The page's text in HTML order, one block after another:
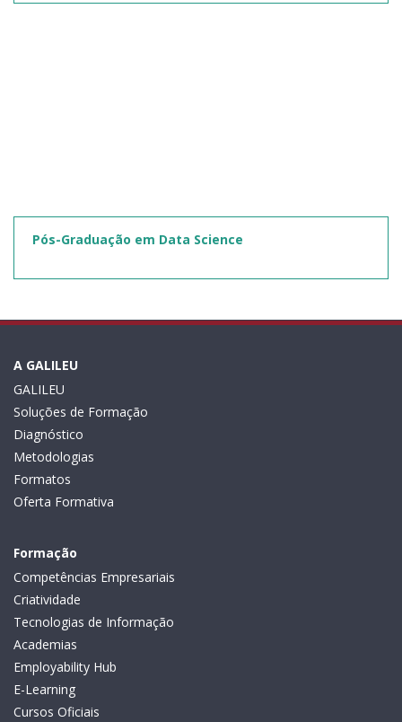
Pós-Graduação em Data Science
A GALILEU
GALILEU
Soluções de Formação
Diagnóstico
Metodologias
Formatos
Oferta Formativa
Formação
Competências Empresariais
Criatividade
Tecnologias de Informação
Academias
Employability Hub
E-Learning
Cursos Oficiais